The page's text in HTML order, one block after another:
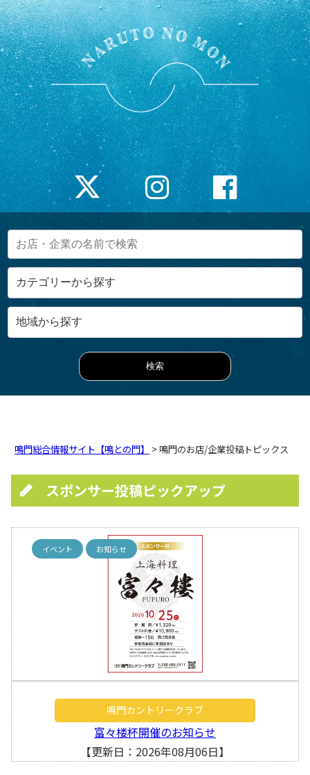
鳴門総合情報サイト【鳴との門】 > 鳴門のお店/企業投稿トピックス
スポンサー投稿ピックアップ
イベント お知らせ
鳴門カントリークラブ
富々楼杯開催のお知らせ
【更新日：2026年08月06日】